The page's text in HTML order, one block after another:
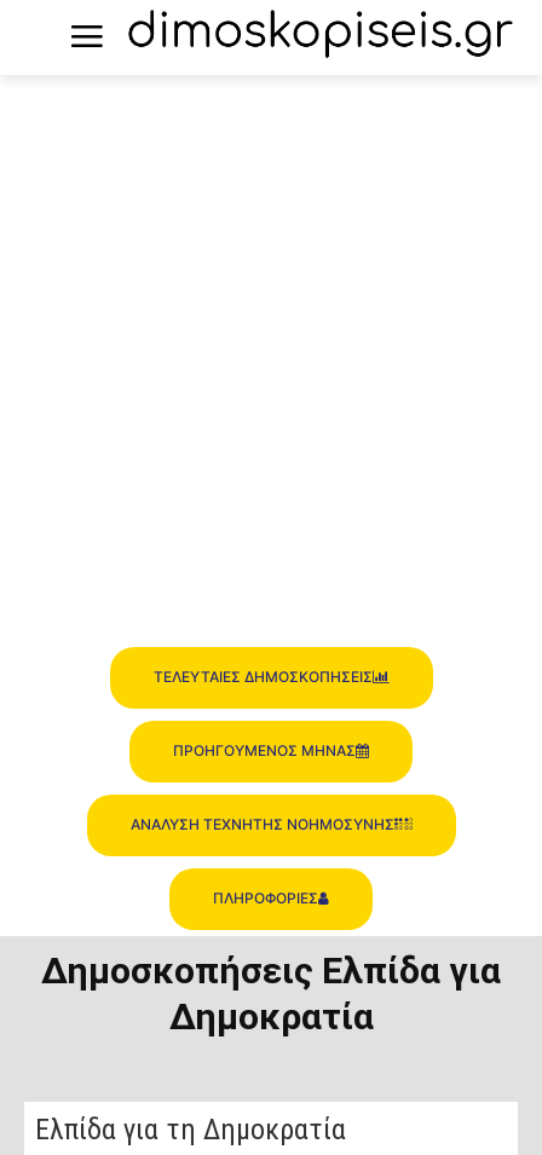
ΤΕΛΕΥΤΑΙΕΣ ΔΗΜΟΣΚΟΠΗΣΕΙΣ
ΠΡΟΗΓΟΥΜΕΝΟΣ ΜΗΝΑΣ
ΑΝΑΛΥΣΗ ΤΕΧΝΗΤΗΣ ΝΟΗΜΟΣΥΝΗΣ
ΠΛΗΡΟΦΟΡΙΕΣ
Δημοσκοπήσεις Ελπίδα για
Δημοκρατία